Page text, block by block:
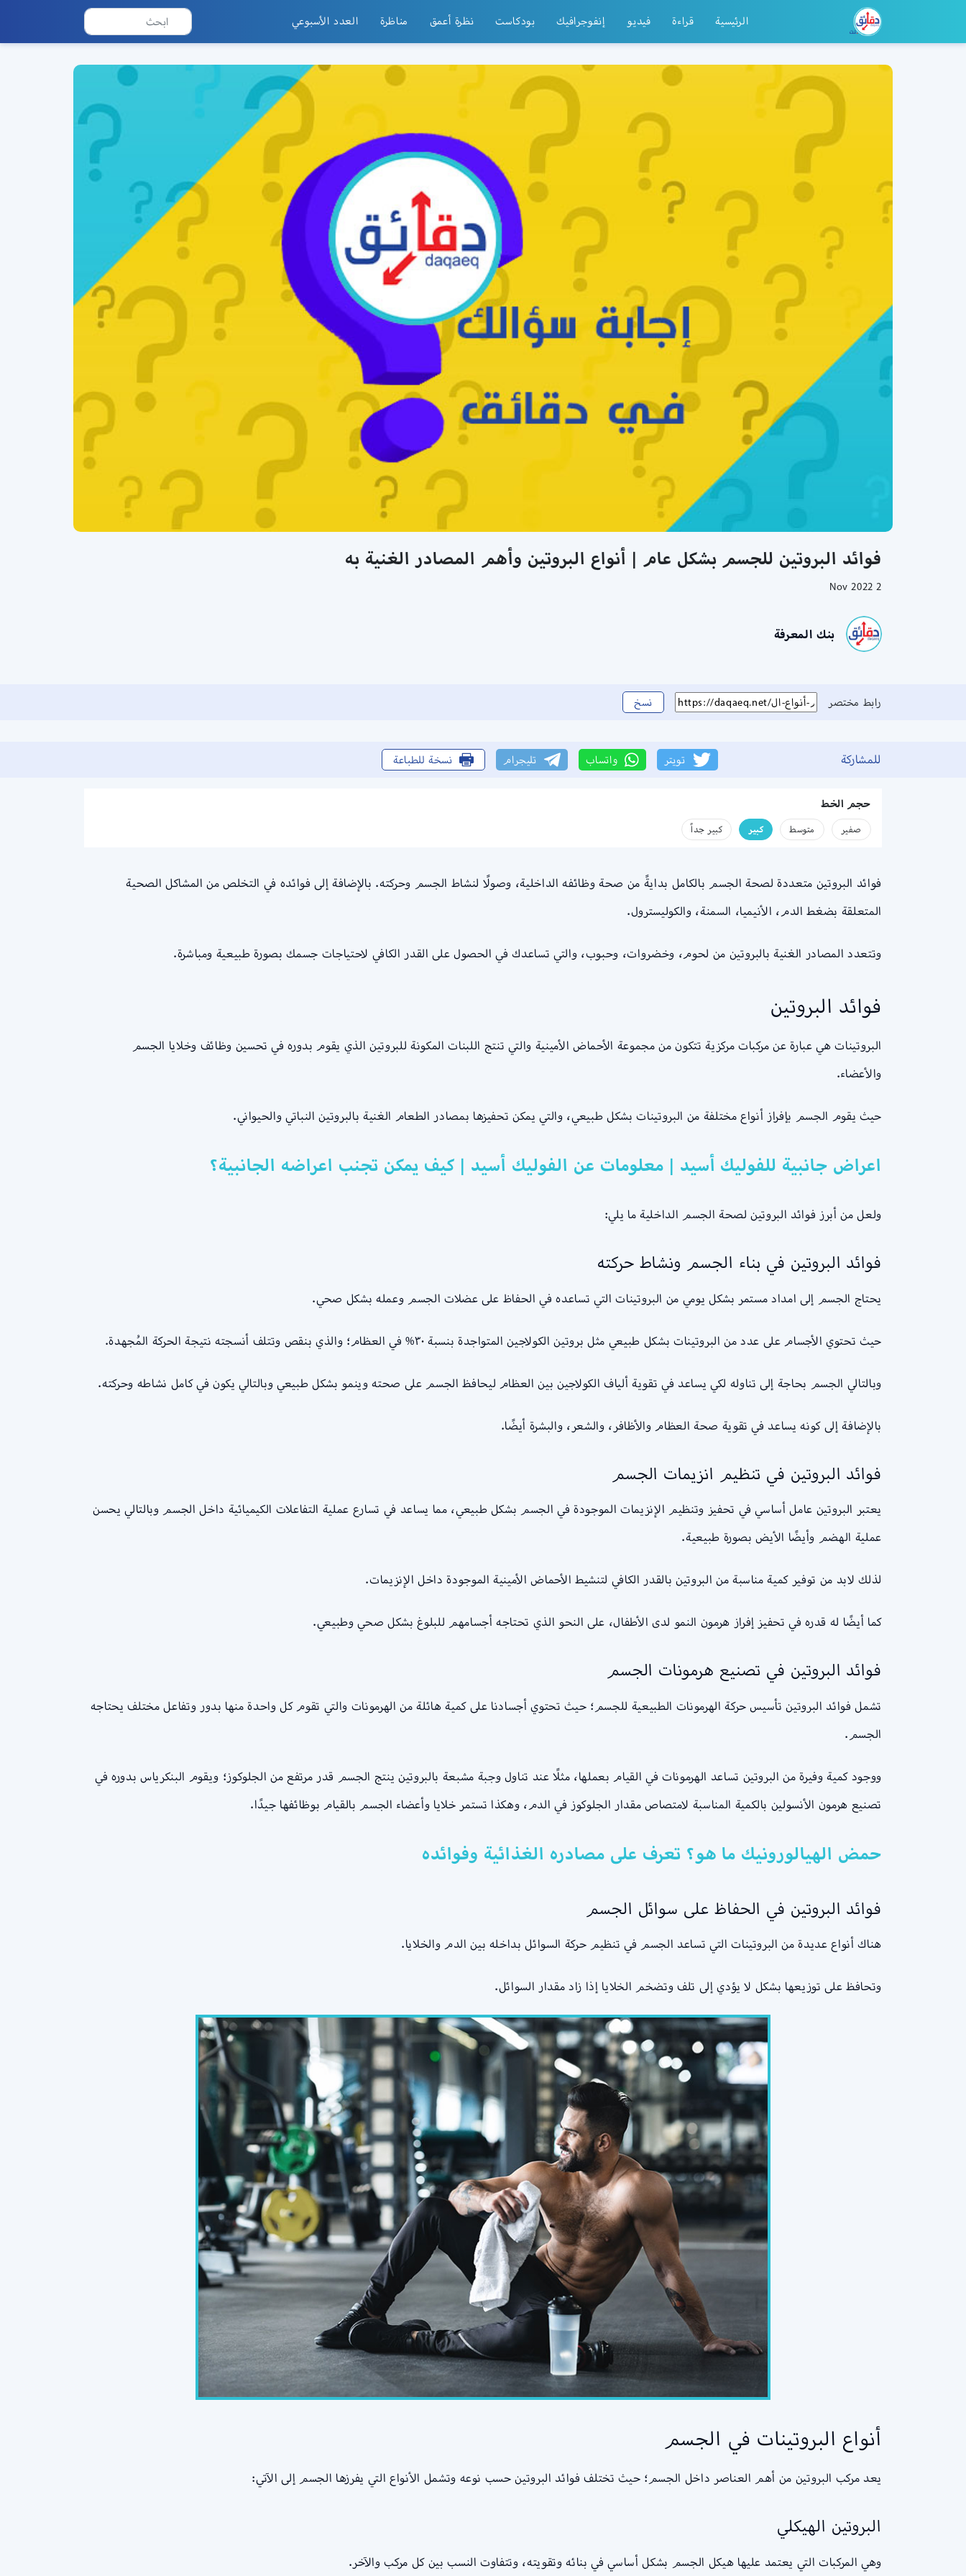
الرئيسية قراءة فيديو إنفوجرافيك بودكاست نظرة أعمق مناظرة العدد الأسبوعي
فوائد البروتين للجسم بشكل عام | أنواع البروتين وأهم المصادر الغنية به
2 Nov 2022
بنك المعرفة
رابط مختصر نسخ
للمشاركة تويتر واتساب تليجرام نسخة للطباعة
حجم الخط
صفير متوسط كبير كبير جداً
فوائد البروتين متعددة لصحة الجسم بالكامل بدايةً من صحة وظائفه الداخلية، وصولًا لنشاط الجسم وحركته. بالإضافة إلى فوائده في التخلص من المشاكل الصحية
المتعلقة بضغط الدم، الأنيميا، السمنة، والكوليسترول.
وتتعدد المصادر الغنية بالبروتين من لحوم، وخضروات، وحبوب، والتي تساعدك في الحصول على القدر الكافي لاحتياجات جسمك بصورة طبيعية ومباشرة.
فوائد البروتين
البروتينات هي عبارة عن مركبات مركزية تتكون من مجموعة الأحماض الأمينية والتي تنتج اللبنات المكونة للبروتين الذي يقوم بدوره في تحسين وظائف وخلايا الجسم
والأعضاء.
حيث يقوم الجسم بإفراز أنواع مختلفة من البروتينات بشكل طبيعي، والتي يمكن تحفيزها بمصادر الطعام الغنية بالبروتين النباتي والحيواني.
اعراض جانبية للفوليك أسيد | معلومات عن الفوليك أسيد | كيف يمكن تجنب اعراضه الجانبية؟
ولعل من أبرز فوائد البروتين لصحة الجسم الداخلية ما يلي:
فوائد البروتين في بناء الجسم ونشاط حركته
يحتاج الجسم إلى امداد مستمر بشكل يومي من البروتينات التي تساعده في الحفاظ على عضلات الجسم وعمله بشكل صحي.
حيث تحتوي الأجسام على عدد من البروتينات بشكل طبيعي مثل بروتين الكولاجين المتواجدة بنسبة ٣٠% في العظام؛ والذي بنقص وتتلف أنسجته نتيجة الحركة المُجهدة.
وبالتالي الجسم بحاجة إلى تناوله لكي يساعد في تقوية ألياف الكولاجين بين العظام ليحافظ الجسم على صحته وينمو بشكل طبيعي وبالتالي يكون في كامل نشاطه وحركته.
بالإضافة إلى كونه يساعد في تقوية صحة العظام والأظافر، والشعر، والبشرة أيضًا.
فوائد البروتين في تنظيم انزيمات الجسم
يعتبر البروتين عامل أساسي في تحفيز وتنظيم الإنزيمات الموجودة في الجسم بشكل طبيعي، مما يساعد في تسارع عملية التفاعلات الكيميائية داخل الجسم وبالتالي يحسن
عملية الهضم وأيضًا الأيض بصورة طبيعية.
لذلك لابد من توفير كمية مناسبة من البروتين بالقدر الكافي لتنشيط الأحماض الأمينية الموجودة داخل الإنزيمات.
كما أيضًا له قدره في تحفيز إفراز هرمون النمو لدى الأطفال، على النحو الذي تحتاجه أجسامهم للبلوغ بشكل صحي وطبيعي.
فوائد البروتين في تصنيع هرمونات الجسم
تشمل فوائد البروتين تأسيس حركة الهرمونات الطبيعية للجسم؛ حيث تحتوي أجسادنا على كمية هائلة من الهرمونات والتي تقوم كل واحدة منها بدور وتفاعل مختلف يحتاجه
الجسم.
ووجود كمية وفيرة من البروتين تساعد الهرمونات في القيام بعملها، مثلًا عند تناول وجبة مشبعة بالبروتين ينتج الجسم قدر مرتفع من الجلوكوز؛ ويقوم البنكرياس بدوره في
تصنيع هرمون الأنسولين بالكمية المناسبة لامتصاص مقدار الجلوكوز في الدم، وهكذا تستمر خلايا وأعضاء الجسم بالقيام بوظائفها جيدًا.
حمض الهيالورونيك ما هو؟ تعرف على مصادره الغذائية وفوائده
فوائد البروتين في الحفاظ على سوائل الجسم
هناك أنواع عديدة من البروتينات التي تساعد الجسم في تنظيم حركة السوائل بداخله بين الدم والخلايا.
وتحافظ على توزيعها بشكل لا يؤدي إلى تلف وتضخم الخلايا إذا زاد مقدار السوائل.
أنواع البروتينات في الجسم
يعد مركب البروتين من أهم العناصر داخل الجسم؛ حيث تختلف فوائد البروتين حسب نوعه وتشمل الأنواع التي يفرزها الجسم إلى الآتي:
البروتين الهيكلي
وهي المركبات التي يعتمد عليها هيكل الجسم بشكل أساسي في بنائه وتقويته، وتتفاوت النسب بين كل مركب والآخر.